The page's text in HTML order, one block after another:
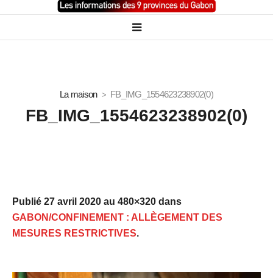
La maison FB_IMG_1554623238902(0)
FB_IMG_1554623238902(0)
Publié 27 avril 2020 au 480×320 dans
GABON/CONFINEMENT : ALLÈGEMENT DES
MESURES RESTRICTIVES.